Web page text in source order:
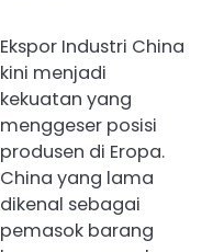
Ekspor Industri China
kini menjadi
kekuatan yang
menggeser posisi
produsen di Eropa.
China yang lama
dikenal sebagai
pemasok barang